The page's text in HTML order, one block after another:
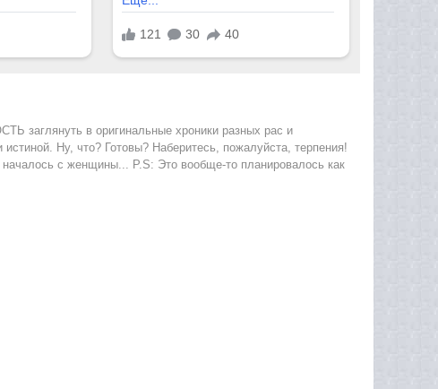
в оригинальные хроники разных рас и
Ну, что? Готовы? Наберитесь, пожалуйста, терпения!
с женщины... P.S: Это вообще-то планировалось как